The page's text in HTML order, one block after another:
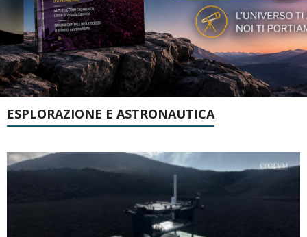
ESPLORAZIONE E ASTRONAUTICA